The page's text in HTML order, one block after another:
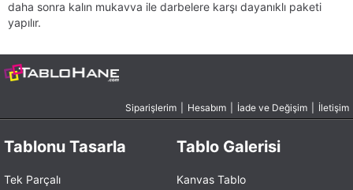
daha sonra kalın mukavva ile darbelere karşı dayanıklı paketi
yapılır.
Siparişlerim Hesabım İade ve Değişim İletişim
Tablonu Tasarla
Tek Parçalı
Tablo Galerisi
Kanvas Tablo